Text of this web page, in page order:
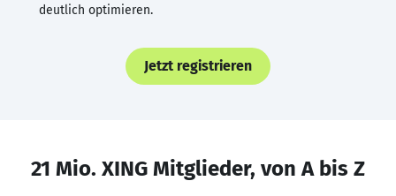
deutlich optimieren.
Jetzt registrieren
21 Mio. XING Mitglieder, von A bis Z